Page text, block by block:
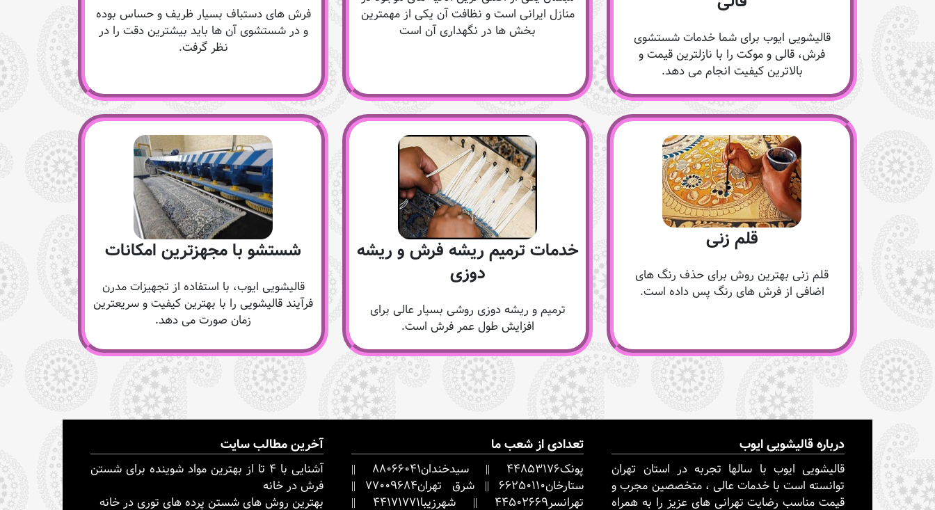
قالیشویی ایوب برای شما خدمات شستشوی
فرش، قالی و موکت را با نازلترین قیمت و
بالاترین کیفیت انجام می دهد.
منازل ایرانی است و نظافت آن یکی از مهمترین
بخش ها در نگهداری آن است
فرش های دستباف بسیار ظریف و حساس بوده
و در شستشوی آن ها باید بیشترین دقت را در
نظر گرفت.
قلم زنی
قلم زنی بهترین روش برای حذف رنگ های
اضافی از فرش های رنگ پس داده است.
خدمات ترمیم ریشه فرش و ریشه
دوزی
ترمیم و ریشه دوزی روشی بسیار عالی برای
افزایش طول عمر فرش است.
شستشو با مجهزترین امکانات
قالیشویی ایوب، با استفاده از تجهیزات مدرن
فرآیند قالیشویی را با بهترین کیفیت و سریعترین
زمان صورت می دهد.
درباره قالیشویی ایوب
قالیشویی ایوب با سالها تجربه در استان تهران
توانسته است با خدمات عالی ، متخصصین مجرب و
قیمت مناسب رضایت تهرانی های عزیز را به همراه
تعدادی از شعب ما
پونک44853176
||سیدخندان88066041
||
ستارخان66250110
|| شرق تهران77009684
||
تهرانسر44502669
||شهرزیبا44171771
||
آخرین مطالب سایت
آشنایی با ۴ تا از بهترین مواد شوینده برای شستن
فرش در خانه
بهترین روش های شستن پرده های توری در خانه